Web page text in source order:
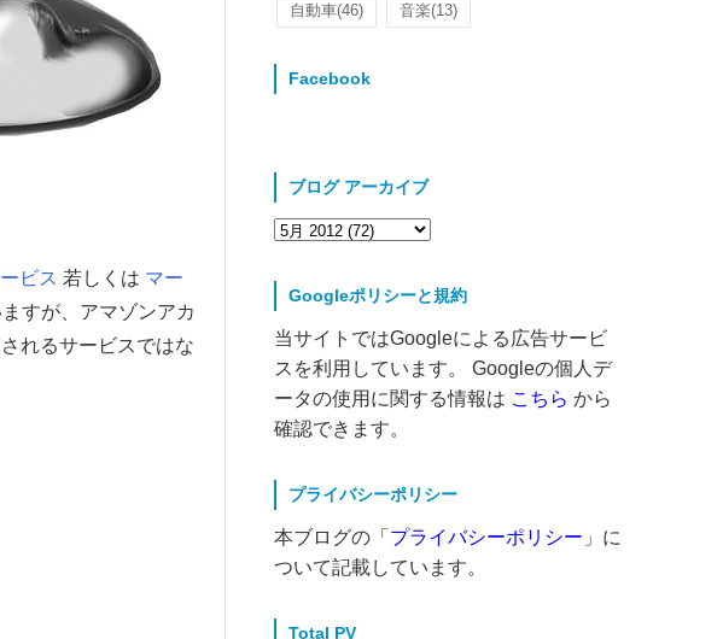
ビス 若しくは マー
すが、アマゾンアカ
れるサービスではな
自動車(46) 音楽(13)
Facebook
ブログ アーカイブ
Googleポリシーと規約
当サイトではGoogleによる広告サービ
スを利用しています。 Googleの個人デ
ータの使用に関する情報は こちら から
確認できます。
プライバシーポリシー
本ブログの「 プライバシーポリシー 」に
ついて記載しています。
Total PV